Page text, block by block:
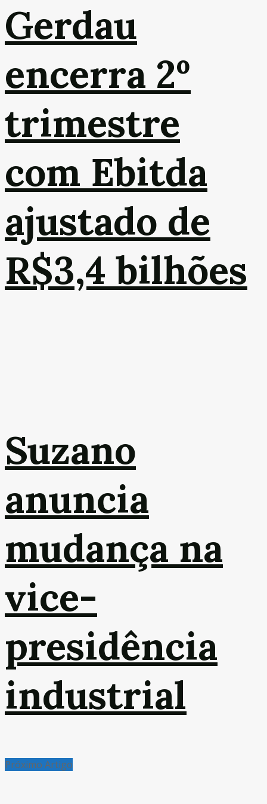
Gerdau
encerra 2º
trimestre
com Ebitda
ajustado de
R$3,4 bilhões
Suzano
anuncia
mudança na
vice-
presidência
industrial
Próximo Artigo